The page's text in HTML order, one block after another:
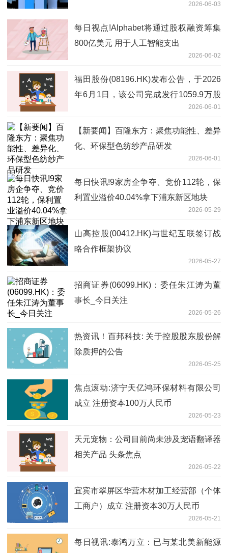
2026-06-03
每日视点!Alphabet将通过股权融资筹集
800亿美元 用于人工智能支出
2026-06-02
福田股份(08196.HK)发布公告，于2026
年6月1日，该公司完成发行1059.9万股
2026-06-01
【新要闻】百隆东方：聚焦功能性、差异
化、环保型色纺纱产品研发
2026-06-01
每日快讯!9家房企争夺、竞价112轮，保
利置业溢价40.04%拿下浦东新区地块
2026-05-29
山高控股(00412.HK)与世纪互联签订战
略合作框架协议
2026-05-27
招商证券(06099.HK)：委任朱江涛为董
事长_今日关注
2026-05-26
热资讯！百邦科技: 关于控股股东股份解
除质押的公告
2026-05-25
焦点滚动:济宁天亿鸿环保材料有限公司
成立 注册资本100万人民币
2026-05-23
天元宠物：公司目前尚未涉及宠语翻译器
相关产品 头条焦点
2026-05-22
宜宾市翠屏区华营木材加工经营部（个体
工商户）成立 注册资本30万人民币
2026-05-21
每日视讯:泰鸿万立：已与某北美新能源